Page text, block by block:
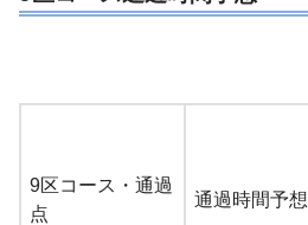
9区コース・通過
点
通過時間予想